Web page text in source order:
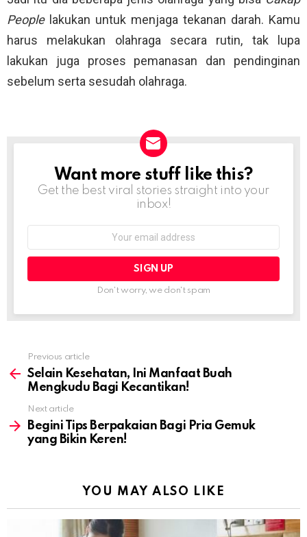
People lakukan untuk menjaga tekanan darah. Kamu
harus melakukan olahraga secara rutin, tak lupa
lakukan juga proses pemanasan dan pendinginan
sebelum serta sesudah olahraga.
NEWSLETTER
Want more stuff like this?
Get the best viral stories straight into your
inbox!
Don't worry, we don't spam
more
Previous article
Selain Kesehatan, Ini Manfaat Buah
Mengkudu Bagi Kecantikan!
Next article
Begini Tips Berpakaian Bagi Pria Gemuk
yang Bikin Keren!
YOU MAY ALSO LIKE